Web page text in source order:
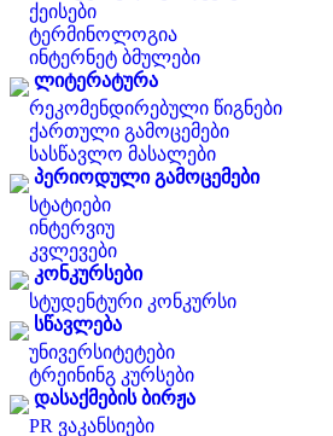
ქეისები
ტერმინოლოგია
ინტერნეტ ბმულები
ლიტერატურა
რეკომენდირებული წიგნები
ქართული გამოცემები
სასწავლო მასალები
პერიოდული გამოცემები
სტატიები
ინტერვიუ
კვლევები
კონკურსები
სტუდენტური კონკურსი
სწავლება
უნივერსიტეტები
ტრეინინგ კურსები
დასაქმების ბირჟა
PR ვაკანსიები